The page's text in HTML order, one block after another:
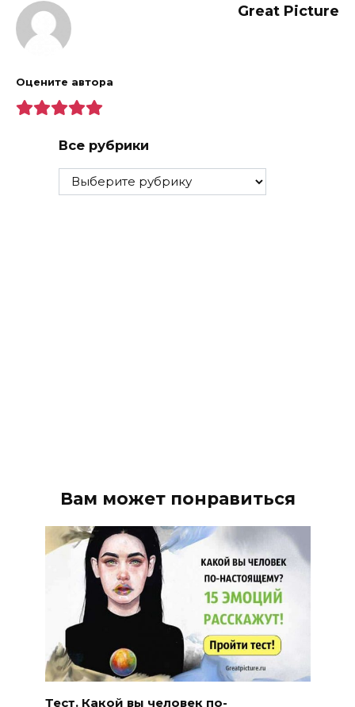
Great Picture
Оцените автора
Все рубрики
Все
рубрики
Вам может понравиться
Тест. Какой вы человек по-